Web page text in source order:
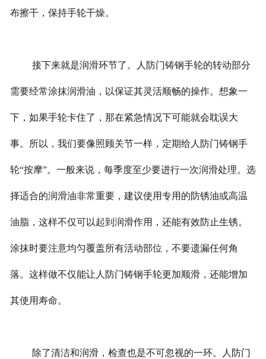
布擦干，保持手轮干燥。
接下来就是润滑环节了。人防门铸钢手轮的转动部分
需要经常涂抹润滑油，以保证其灵活顺畅的操作。想象一
下，如果手轮卡住了，那在紧急情况下可能就会耽误大
事。所以，我们要像照顾关节一样，定期给人防门铸钢手
轮“按摩”。一般来说，每季度至少要进行一次润滑处理。选
择适合的润滑油非常重要，建议使用专用的防锈油或高温
油脂，这样不仅可以起到润滑作用，还能有效防止生锈。
涂抹时要注意均匀覆盖所有活动部位，不要遗漏任何角
落。这样做不仅能让人防门铸钢手轮更加顺滑，还能增加
其使用寿命。
除了清洁和润滑，检查也是不可忽视的一环。人防门